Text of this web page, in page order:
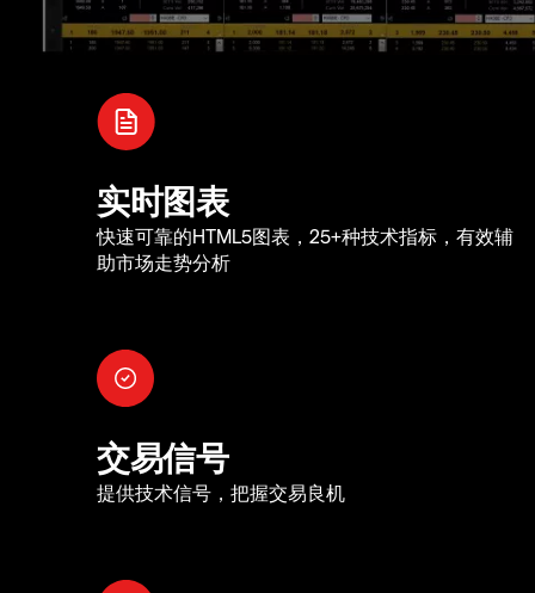
实时图表
快速可靠的HTML5图表，25+种技术指标，有效辅
助市场走势分析
交易信号
提供技术信号，把握交易良机